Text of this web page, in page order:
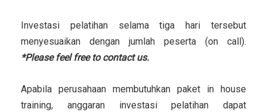
Investasi pelatihan selama tiga hari tersebut
menyesuaikan dengan jumlah peserta (on call).
*Please feel free to contact us.
Apabila perusahaan membutuhkan paket in house
training, anggaran investasi pelatihan dapat